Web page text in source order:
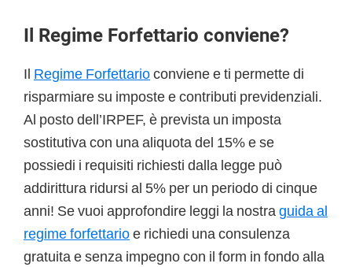
Il Regime Forfettario conviene?
Il Regime Forfettarioconviene e ti permette di
risparmiare su imposte e contributi previdenziali.
Al posto dell’IRPEF, è prevista un imposta
sostitutiva con una aliquota del 15% e se
possiedi i requisiti richiesti dalla legge può
addirittura ridursi al 5% per un periodo di cinque
anni! Se vuoi approfondire leggi la nostra guida al
regime forfettarioe richiedi una consulenza
gratuita e senza impegno con il form in fondo alla